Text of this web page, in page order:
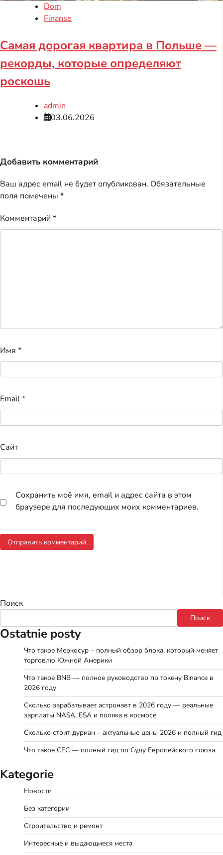
Dom
Finanse
Самая дорогая квартира в Польше —
рекорды, которые определяют
роскошь
admin
03.06.2026
Добавить комментарий
Ваш адрес email не будет опубликован. Обязательные
поля помечены *
Комментарий *
Имя *
Email*
Сайт
Сохранить моё имя, email и адрес сайта в этом
браузере для последующих моих комментариев.
Поиск
Поиск
Ostatnie posty
Что такое Меркосур – полный обзор блока, который меняет
торговлю Южной Америки
Что такое BNB — полное руководство по токену Binance в
2026 году
Сколько зарабатывает астронавт в 2026 году — реальные
зарплаты NASA, ESA и поляка в космосе
Сколько стоит дуриан – актуальные цены 2026 и полный гид
Что такое СЕС — полный гид по Суду Европейского союза
Kategorie
Новости
Без категории
Строительство и ремонт
Интересные и выдающиеся места